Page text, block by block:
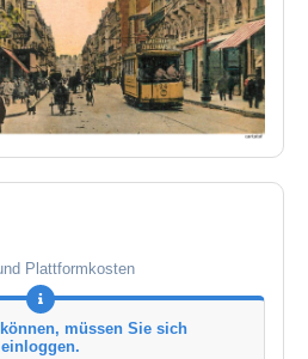
Plattformkosten
müssen Sie sich
einloggen.